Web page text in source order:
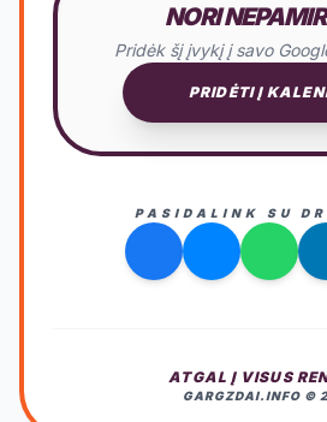
NORI
Pridėk šį įvykį į savo
PRIDĖTI Į
PASIDALINK SU
ATGAL Į VISUS
GARGZDAI.INFO ©